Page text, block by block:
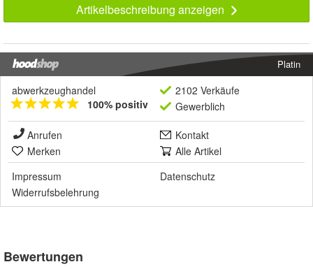
Artikelbeschreibung anzeigen
Platin
abwerkzeughandel
100% positiv
2102 Verkäufe
Gewerblich
Anrufen
Kontakt
Merken
Alle Artikel
Impressum
Datenschutz
Widerrufsbelehrung
Bewertungen